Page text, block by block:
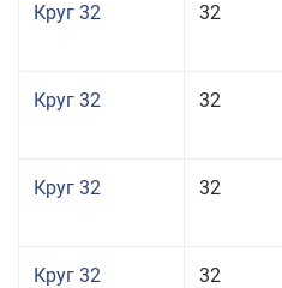
Круг 32 32
Круг 32 32
Круг 32 32
Круг 32 32